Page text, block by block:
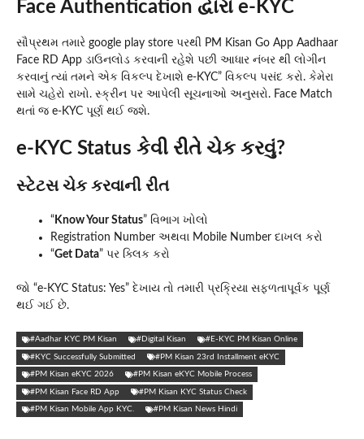
Face Authentication દ્વારા e-KYC
સૌપ્રથમ તમારે google play store પરથી PM Kisan Go App Aadhaar
Face RD App ડાઉનલોડ કરવાની રહેશે પછી આધાર નંબર થી લોગીન
કરવાનું ત્યાં તમને એક વિકલ્પ દેખાશે e-KYC” વિકલ્પ પસંદ કરો. કેમેરા
સામે ચહેરો રાખો. સ્ક્રીન પર આપેલી સૂચનાઓ અનુસરો. Face Match
થતાં જ e-KYC પૂર્ણ થઈ જશે.
e-KYC Status કેવી રીતે ચેક કરવું?
સ્ટેટસ ચેક કરવાની રીત
“ Know Your Status” વિભાગ ખોલો
Registration Number અથવા Mobile Number દાખલ કરો
“Get Data” પર ક્લિક કરો
જો “e-KYC Status: Yes” દેખાય તો તમારી પ્રક્રિયા સફળતાપૂર્વક પૂર્ણ
થઈ ગઈ છે.
#Aadhar KYC PM Kisan #Digital Kisan #E-KYC PM Kisan Online
#KYC Successfully Submitted #PM Kisan 23rd Installment eKYC
#PM Kisan eKYC 2026 #PM Kisan eKYC Mobile Process
#PM Kisan Face RD App #PM Kisan KYC Status Check
#PM Kisan Mobile App KYC. #PM Kisan News Hindi